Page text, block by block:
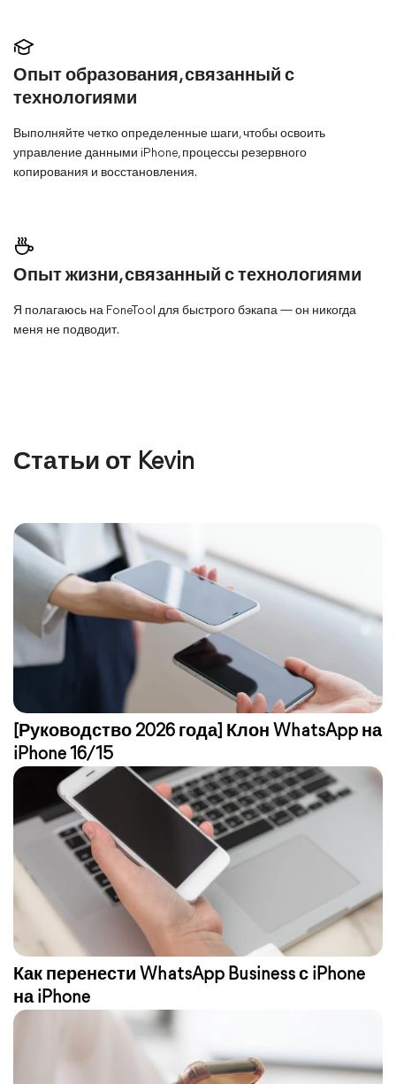
Опыт образования, связанный с
технологиями
Выполняйте четко определенные шаги, чтобы освоить
управление данными iPhone, процессы резервного
копирования и восстановления.
Опыт жизни, связанный с технологиями
Я полагаюсь на FoneTool для быстрого бэкапа — он никогда
меня не подводит.
Статьи от Kevin
[Руководство 2026 года] Клон WhatsApp на
iPhone 16/15
Как перенести WhatsApp Business с iPhone
на iPhone